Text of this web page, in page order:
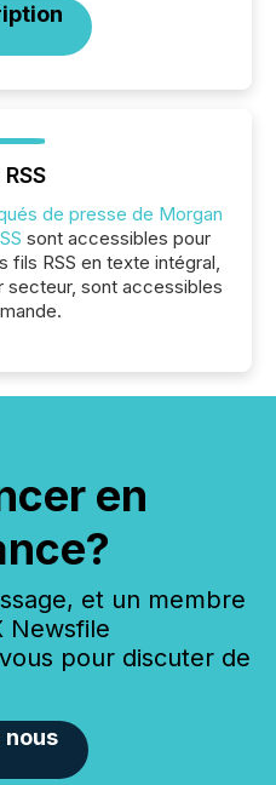
de presse de Morgan
sont accessibles pour
fils RSS en texte intégral,
secteur, sont accessibles
en
et un membre
Newsfile
pour discuter de
nous